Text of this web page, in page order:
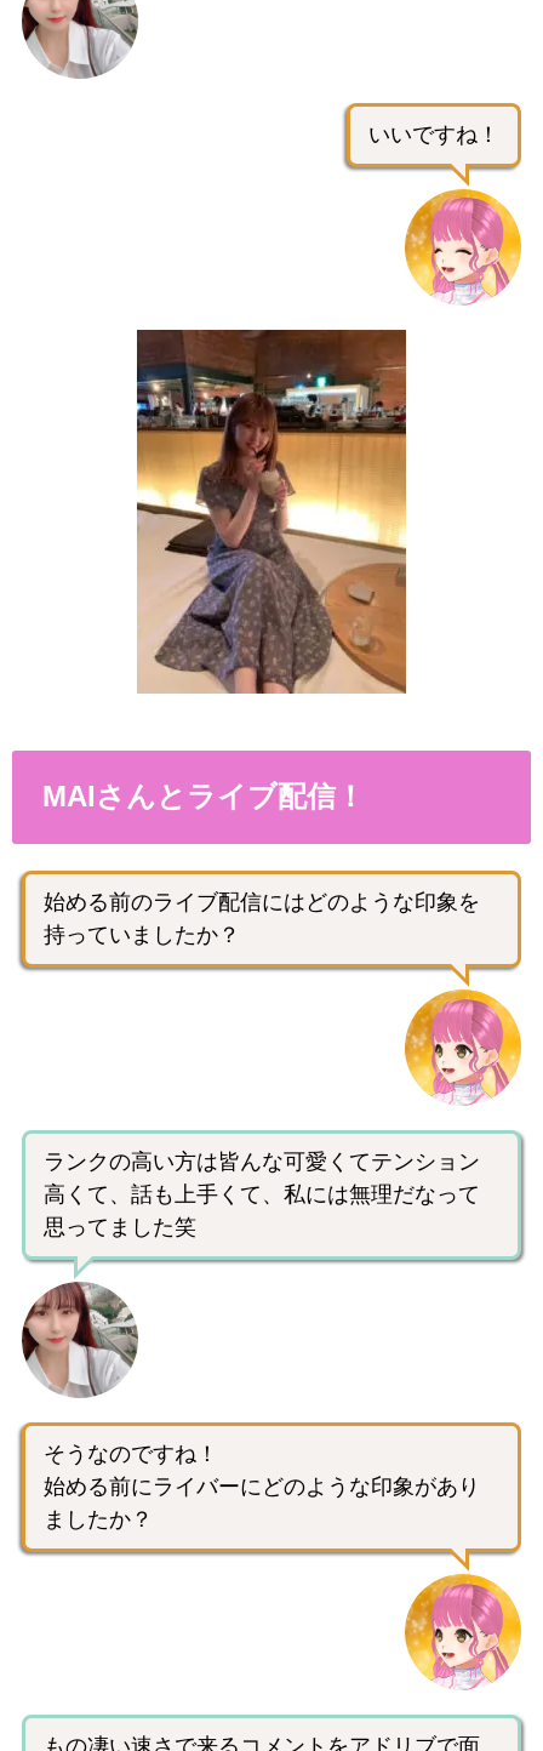
いいですね！
MAIさんとライブ配信！
始める前のライブ配信にはどのような印象を
持っていましたか？
ランクの高い方は皆んな可愛くてテンション
高くて、話も上手くて、私には無理だなって
思ってました笑
そうなのですね！
始める前にライバーにどのような印象があり
ましたか？